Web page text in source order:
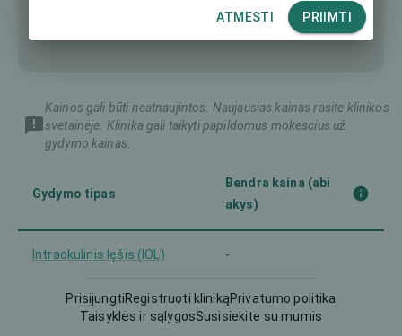
Kainos gali būti neatnaujintos. Naujausias kainas rasite klinikos
svetainėje. Klinika gali taikyti papildomus mokescius už
gydymo kainas.
Gydymo tipas
Bendra kaina (abi
akys)
Intraokulinis lęšis (IOL) -
Intraokulinis lęšis (IOL) -
PrisijungtiRegistruoti klinikąPrivatumo politika
Taisyklės ir sąlygosSusisiekite su mumis
ATMESTI PRIIMTI